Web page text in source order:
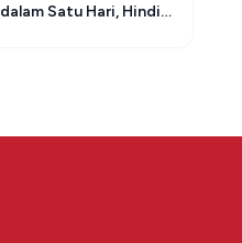
Satu Hari, Hindia,